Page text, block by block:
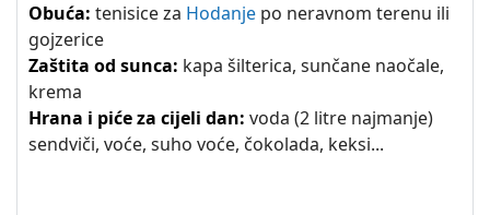
Obuća: tenisice za Hodanje po neravnom terenu ili
gojzerice
Zaštita od sunca: kapa šilterica, sunčane naočale,
krema
Hrana i piće za cijeli dan: voda (2 litre najmanje)
sendviči, voće, suho voće, čokolada, keksi...